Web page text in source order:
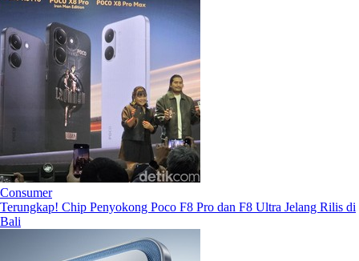
Consumer
Terungkap! Chip Penyokong Poco F8 Pro dan F8 Ultra Jelang Rilis di
Bali